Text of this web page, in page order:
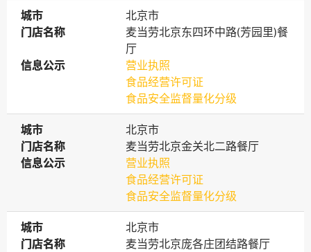
城市
城市
北京市
门店名称
门店名称
麦当劳北京东四环中路(芳园里)餐
厅
信息公示
信息公示
营业执照
食品经营许可证
食品安全监督量化分级
城市
城市
北京市
门店名称
门店名称
麦当劳北京金关北二路餐厅
信息公示
信息公示
营业执照
食品经营许可证
食品安全监督量化分级
城市
城市
北京市
门店名称
门店名称
麦当劳北京庞各庄团结路餐厅